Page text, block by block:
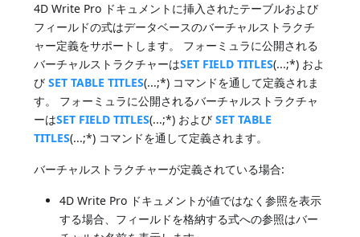
4D Write Pro ドキュメントに挿入されたテーブルおよび
フィールドの式はデータベースのバーチャルストラクチ
ャー定義をサポートします。 フォーミュラに公開される
バーチャルストラクチャーはSET FIELD TITLES(...;*) およ
びSET TABLE TITLES(...;*) コマンドを通して定義されま
す。 フォーミュラに公開されるバーチャルストラクチャ
ーはSET FIELD TITLES(...;*) およびSET TABLE
TITLES(...;*) コマンドを通して定義されます。
バーチャルストラクチャーが定義されている場合:
4D Write Pro ドキュメントが値ではなく参照を表示
する場合、フィールドを格納する式への参照はバー